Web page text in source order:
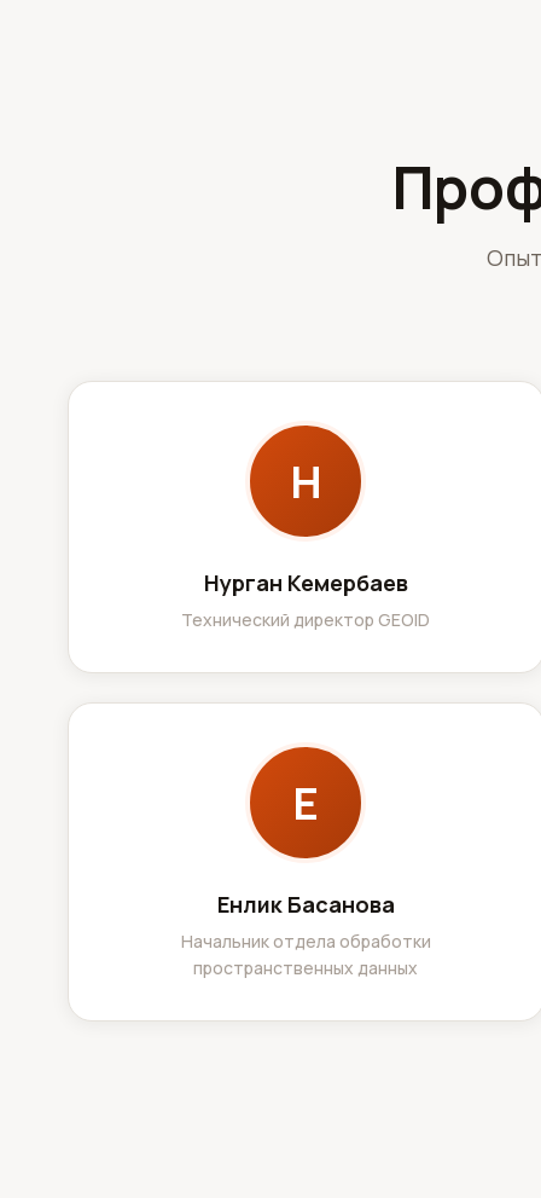
Н
Нурган Кемербаев
Технический директор GEOID
Е
Енлик Басанова
Начальник отдела обработки
пространственных данных